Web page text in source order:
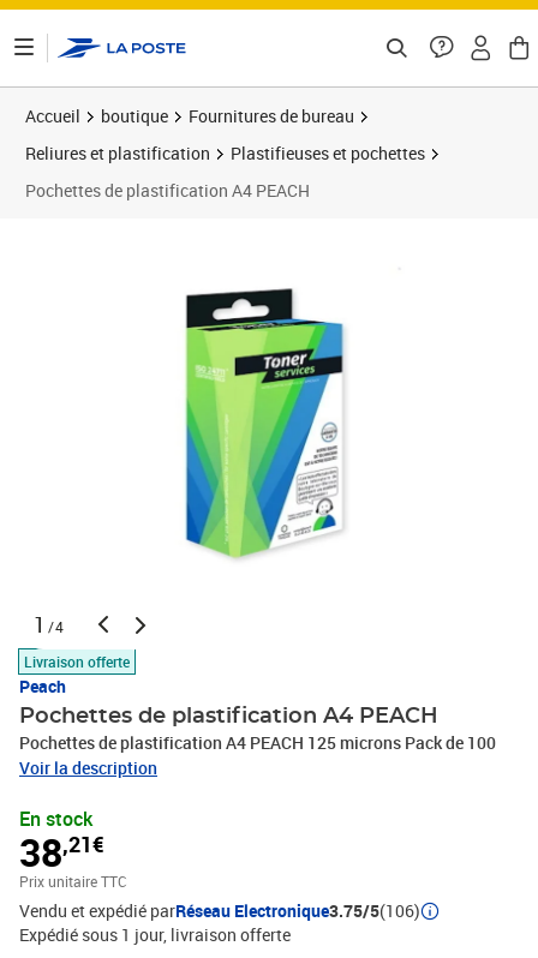
Accueil boutique
Fournitures de bureau
Reliures et plastification
Plastifieuses et pochettes
Pochettes de plastification A4 PEACH
1 /4
Livraison offerte
Peach
Pochettes de plastification A4 PEACH
Pochettes de plastification A4 PEACH 125 microns Pack de 100
Voir la description
En stock
38,21€
Prix unitaire TTC
Vendu et expédié parRéseau Electronique3.75/5(106)
Expédié sous 1 jour livraison offerte